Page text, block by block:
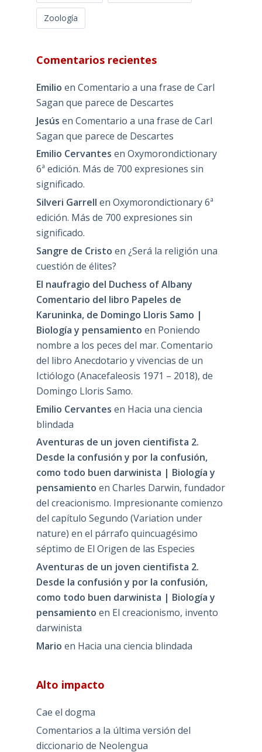
Zoología
Comentarios recientes
Emilio en Comentario a una frase de Carl
Sagan que parece de Descartes
Jesús en Comentario a una frase de Carl
Sagan que parece de Descartes
Emilio Cervantes en Oxymorondictionary
6ª edición. Más de 700 expresiones sin
significado.
Silveri Garrell en Oxymorondictionary 6ª
edición. Más de 700 expresiones sin
significado.
Sangre de Cristo en ¿Será la religión una
cuestión de élites?
El naufragio del Duchess of Albany
Comentario del libro Papeles de
Karuninka, de Domingo Lloris Samo |
Biología y pensamiento en Poniendo
nombre a los peces del mar. Comentario
del libro Anecdotario y vivencias de un
Ictiólogo (Anacefaleosis 1971 – 2018), de
Domingo Lloris Samo.
Emilio Cervantes en Hacia una ciencia
blindada
Aventuras de un joven cientifista 2.
Desde la confusión y por la confusión,
como todo buen darwinista | Biología y
pensamiento en Charles Darwin, fundador
del creacionismo. Impresionante comienzo
del capítulo Segundo (Variation under
nature) en el párrafo quincuagésimo
séptimo de El Origen de las Especies
Aventuras de un joven cientifista 2.
Desde la confusión y por la confusión,
como todo buen darwinista | Biología y
pensamiento en El creacionismo, invento
darwinista
Mario en Hacia una ciencia blindada
Alto impacto
Cae el dogma
Comentarios a la última versión del
diccionario de Neolengua